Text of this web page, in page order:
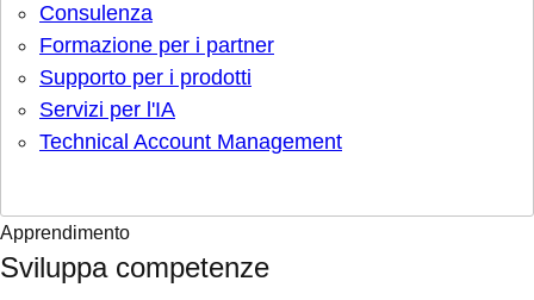
Consulenza
Formazione per i partner
Supporto per i prodotti
Servizi per l'IA
Technical Account Management
Apprendimento
Sviluppa competenze